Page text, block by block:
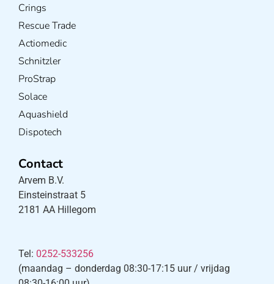
Crings
Rescue Trade
Actiomedic
Schnitzler
ProStrap
Solace
Aquashield
Dispotech
Contact
Arvem B.V.
Einsteinstraat 5
2181 AA Hillegom
Tel: 0252-533256
(maandag – donderdag 08:30-17:15 uur / vrijdag